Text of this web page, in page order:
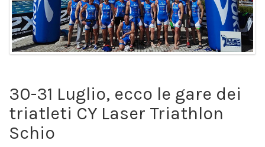
30-31 Luglio, ecco le gare dei
triatleti CY Laser Triathlon
Schio